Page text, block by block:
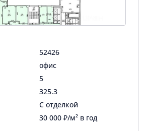
52426
офис
5
325.3
С отделкой
30 000 ₽/м² в год